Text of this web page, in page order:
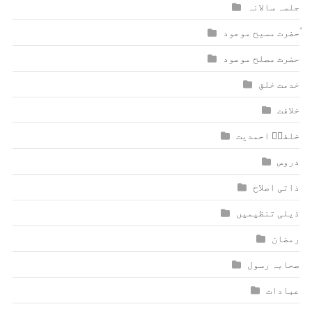
جلسہ سالانہ
ٰؑحضرت مسیح موعود
حضرت مصلح موعود
خدمت خلق
خلافت
خلفاؑ احمدیت
دروس
ذاتی اصلاح
ذیلی تنظیمیں
رمضان
صحابہ رسول
عبادات